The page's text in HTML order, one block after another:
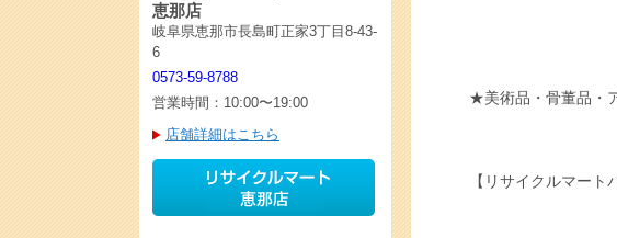
★美術品・骨董品・
【リサイクルマート
恵那店
岐阜県恵那市長島町正家3丁目8-43-
6
0573-59-8788
営業時間：10:00〜19:00
店舗詳細はこちら